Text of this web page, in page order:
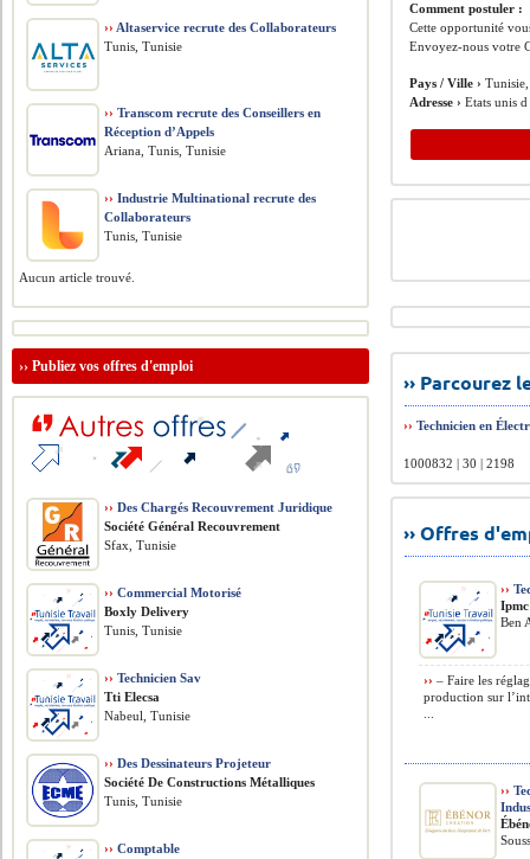
Comment postuler :
Cette opportunité
Envoyez-nous votre
Pays / Ville ›
Adresse › Etats unis
››
››Technicien en
1000832 | 30 | 2198
›› Offres
››
Ipmc
Ben
›› – Faire les
production sur
››
›› Altaservice recrute des Collaborateurs
Tunis, Tunisie
›› Transcom recrute des Conseillers en
Réception d’Appels
Ariana, Tunis, Tunisie
›› Industrie Multinational recrute des
Collaborateurs
Tunis, Tunisie
Aucun article trouvé.
››Publiez vos offres d'emploi
›› Des Chargés Recouvrement Juridique
Société Général Recouvrement
Sfax, Tunisie
›› Commercial Motorisé
Boxly Delivery
Tunis, Tunisie
›› Technicien Sav
Tti Elecsa
Nabeul, Tunisie
›› Des Dessinateurs Projeteur
Société De Constructions Métalliques
Tunis, Tunisie
›› Comptable